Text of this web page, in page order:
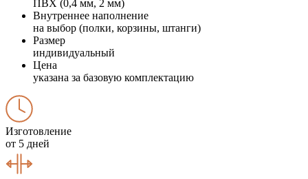
ПВХ (0,4 мм, 2 мм)
Внутреннее наполнение
на выбор (полки, корзины, штанги)
Размер
индивидуальный
Цена
указана за базовую комплектацию
Изготовление
от 5 дней